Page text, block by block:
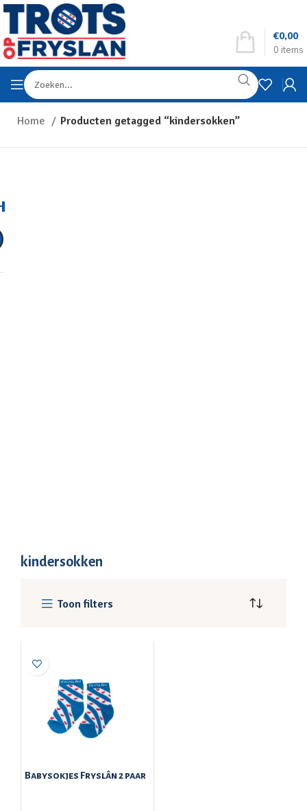
0 items
€0,00
Home Producten getagged “kindersokken”
kindersokken
Toon filters
Babysokjes Fryslân 2 paar